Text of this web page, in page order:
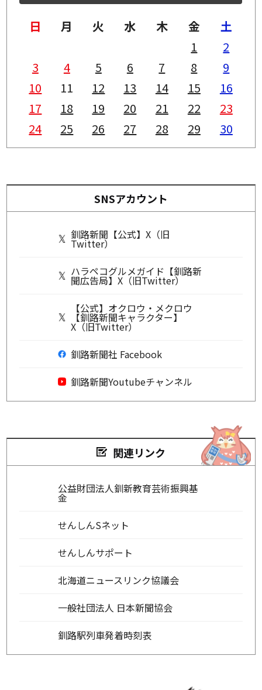
日 月 火 水 木 金
土
1
2
3
4 5 6 7 8
9
10
11 12 13 14 15
16
17
18 19 20 21 22
23
24
25 26 27 28 29 30
SNSアカウント
釧路新聞【公式】X（旧
Twitter）
ハラペコグルメガイド【釧路新
聞広告局】X（旧Twitter）
【公式】オクロウ・メクロウ
【釧路新聞キャラクター】
X（旧Twitter）
釧路新聞社 Facebook
釧路新聞Youtubeチャンネル
関連リンク
公益財団法人釧新教育芸術振興基
金
せんしんSネット
せんしんサポート
北海道ニュースリンク協議会
一般社団法人 日本新聞協会
釧路駅列車発着時刻表